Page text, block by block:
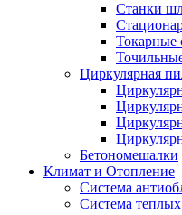
Станки
Токарные
Циркулярная
Бетономешалки
Климат и Отопление
Система
Система